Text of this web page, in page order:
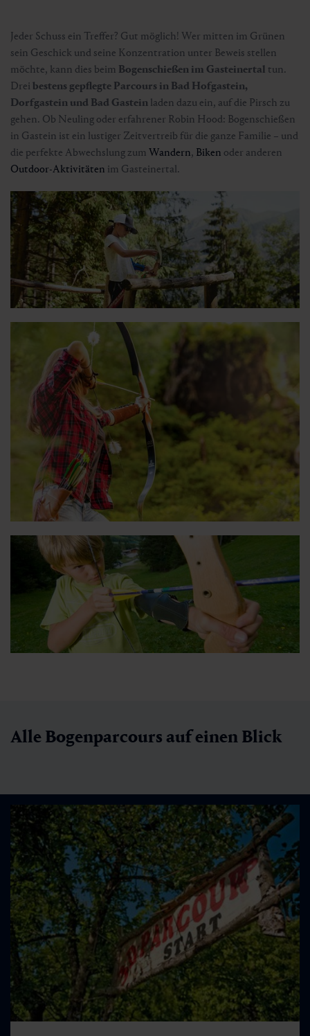
Jeder Schuss ein Treffer? Gut möglich! Wer mitten im Grünen
sein Geschick und seine Konzentration unter Beweis stellen
möchte, kann dies beim Bogenschießen im Gasteinertal tun.
Drei bestens gepflegte Parcours in Bad Hofgastein,
Dorfgastein und Bad Gastein laden dazu ein, auf die Pirsch zu
gehen. Ob Neuling oder erfahrener Robin Hood: Bogenschießen
in Gastein ist ein lustiger Zeitvertreib für die ganze Familie – und
die perfekte Abwechslung zum Wandern, Biken oder anderen
Outdoor-Aktivitäten im Gasteinertal.
Alle Bogenparcours auf einen Blick